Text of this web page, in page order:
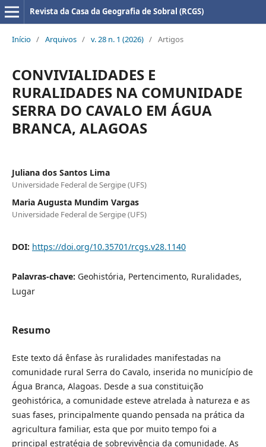
Revista da Casa da Geografia de Sobral (RCGS)
Início / Arquivos / v. 28 n. 1 (2026) / Artigos
CONVIVIALIDADES E
RURALIDADES NA COMUNIDADE
SERRA DO CAVALO EM ÁGUA
BRANCA, ALAGOAS
Juliana dos Santos Lima
Universidade Federal de Sergipe (UFS)
Maria Augusta Mundim Vargas
Universidade Federal de Sergipe (UFS)
DOI: https://doi.org/10.35701/rcgs.v28.1140
Palavras-chave: Geohistória, Pertencimento, Ruralidades,
Lugar
Resumo
Este texto dá ênfase às ruralidades manifestadas na
comunidade rural Serra do Cavalo, inserida no município de
Água Branca, Alagoas. Desde a sua constituição
geohistórica, a comunidade esteve atrelada à natureza e as
suas fases, principalmente quando pensada na prática da
agricultura familiar, esta que por muito tempo foi a
principal estratégia de sobrevivência da comunidade. As